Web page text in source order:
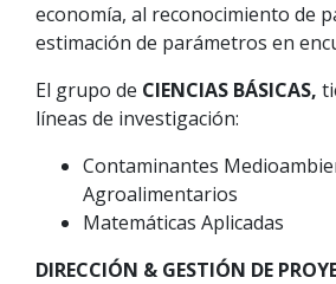
economía, al reconocimiento de
estimación de parámetros en
El grupo de CIENCIAS BÁSICAS,
líneas de investigación:
Contaminantes
Agroalimentarios
Matemáticas Aplicadas
DIRECCIÓN & GESTIÓN DE